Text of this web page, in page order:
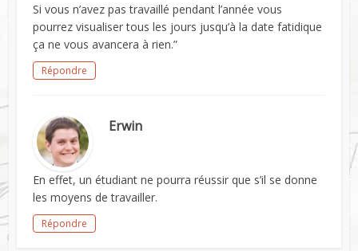
Si vous n’avez pas travaillé pendant l’année vous
pourrez visualiser tous les jours jusqu’à la date fatidique
ça ne vous avancera à rien.”
Répondre
Erwin
En effet, un étudiant ne pourra réussir que s’il se donne
les moyens de travailler.
Répondre